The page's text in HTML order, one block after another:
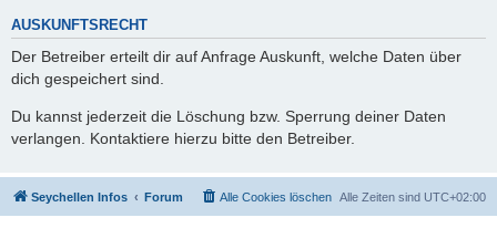
AUSKUNFTSRECHT
Der Betreiber erteilt dir auf Anfrage Auskunft, welche Daten über
dich gespeichert sind.
Du kannst jederzeit die Löschung bzw. Sperrung deiner Daten
verlangen. Kontaktiere hierzu bitte den Betreiber.
Seychellen Infos Forum Alle Zeiten sind UTC+02:00
Alle Cookies löschen